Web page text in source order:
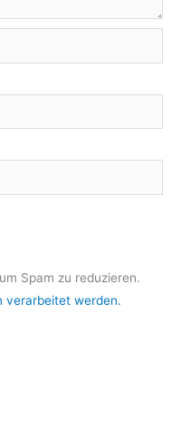
Spam zu reduzieren.
verarbeitet werden.